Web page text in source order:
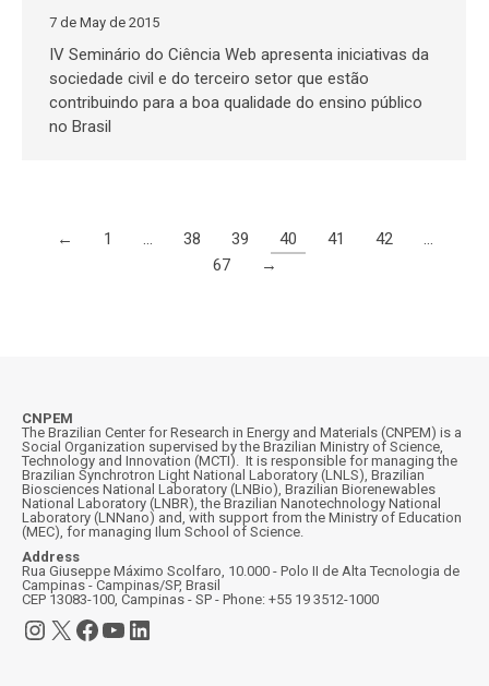
7 de May de 2015
IV Seminário do Ciência Web apresenta iniciativas da
sociedade civil e do terceiro setor que estão
contribuindo para a boa qualidade do ensino público
no Brasil
← 1 … 38 39 40 41 42
…
67
→
CNPEM
The Brazilian Center for Research in Energy and Materials (CNPEM) is a
Social Organization supervised by the Brazilian Ministry of Science,
Technology and Innovation (MCTI). It is responsible for managing the
Brazilian Synchrotron Light National Laboratory (LNLS), Brazilian
Biosciences National Laboratory (LNBio), Brazilian Biorenewables
National Laboratory (LNBR), the Brazilian Nanotechnology National
Laboratory (LNNano) and, with support from the Ministry of Education
(MEC), for managing Ilum School of Science.
Address
Rua Giuseppe Máximo Scolfaro, 10.000 - Polo II de Alta Tecnologia de
Campinas - Campinas/SP, Brasil
CEP 13083-100, Campinas - SP - Phone: +55 19 3512-1000
Instagram
X Facebook
YouTube
LinkedIn